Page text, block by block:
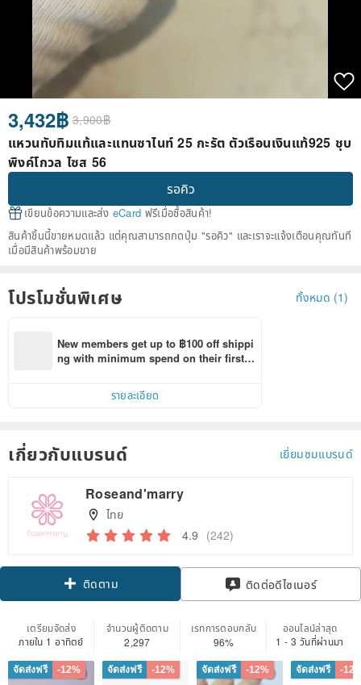
3,432฿ 3,900฿
แหวนทับทิมแท้และแทนซาไนท์ 25 กะรัต ตัวเรือนเงินแท้925 ชุบ
พิงค์โกวล ไซส 56
รอคิว
เขียนข้อความและส่ง eCard ฟรีเมื่อซื้อสินค้า!
สินค้าชิ้นนี้ขายหมดแล้ว แต่คุณสามารถกดปุ่ม "รอคิว" และเราจะแจ้งเตือนคุณทันที
เมื่อมีสินค้าพร้อมขาย
โปรโมชั่นพิเศษ ทั้งหมด (1)
New members get up to ฿100 off shippi
ng with minimum spend on their first P
รายละเอียด
เกี่ยวกับแบรนด์ เยี่ยมชมแบรนด์
Roseand'marry
ไทย
4.9 (242)
ติดตาม ติดต่อดีไซเนอร์
เตรียมจัดส่ง
ภายใน 1 อาทิตย์
จำนวนผู้ติดตาม
2,297
เรทการตอบกลับ
96%
ออนไลน์ล่าสุด
1 - 3 วันที่ผ่านมา
จัดส่งฟรี -12% จัดส่งฟรี -12% จัดส่งฟรี -12% จัดส่งฟรี -